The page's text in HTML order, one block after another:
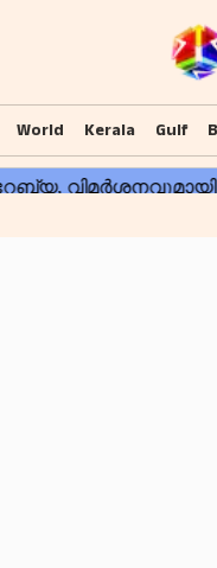
World Kerala Gulf